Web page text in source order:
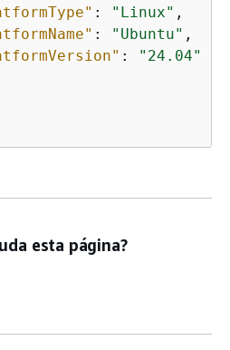
: "Linux" ,
: "Ubuntu" ,
:
"24.04"
esta página?